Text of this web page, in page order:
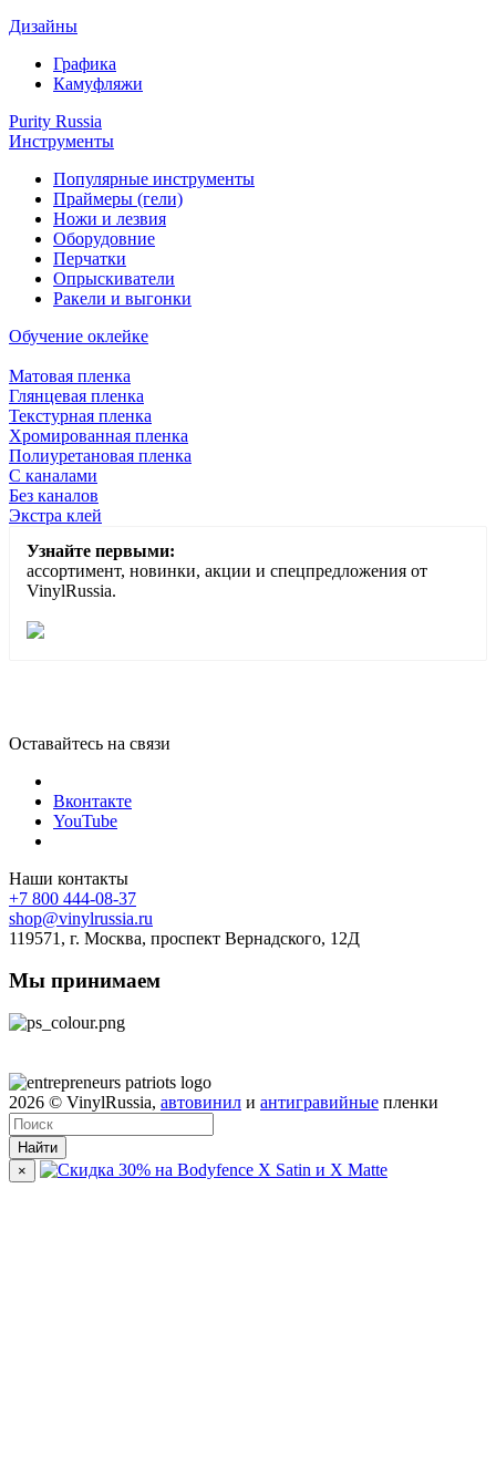
Дизайны
Графика
Камуфляжи
Purity Russia
Инструменты
Популярные инструменты
Праймеры (гели)
Ножи и лезвия
Оборудовние
Перчатки
Опрыскиватели
Ракели и выгонки
Обучение оклейке
Матовая пленка
Глянцевая пленка
Текстурная пленка
Хромированная пленка
Полиуретановая пленка
С каналами
Без каналов
Экстра клей
Узнайте первыми:
ассортимент, новинки, акции и спецпредложения от
VinylRussia.
Оставайтесь на связи
Вконтакте
YouTube
Наши контакты
+7 800 444-08-37
shop@vinylrussia.ru
119571, г. Москва, проспект Вернадского, 12Д
Мы принимаем
2026 © VinylRussia, автовинил и антигравийные пленки
Найти
×